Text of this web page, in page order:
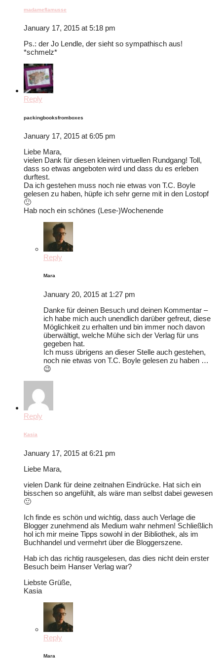
madameflamusse
January 17, 2015 at 5:18 pm
Ps.: der Jo Lendle, der sieht so sympathisch aus!
*schmelz*
Reply
packingbooksfromboxes
January 17, 2015 at 6:05 pm
Liebe Mara,
vielen Dank für diesen kleinen virtuellen Rundgang! Toll,
dass so etwas angeboten wird und dass du es erleben
durftest.
Da ich gestehen muss noch nie etwas von T.C. Boyle
gelesen zu haben, hüpfe ich sehr gerne mit in den Lostopf
🙂
Hab noch ein schönes (Lese-)Wochenende
Reply
Mara
January 20, 2015 at 1:27 pm
Danke für deinen Besuch und deinen Kommentar –
ich habe mich auch unendlich darüber gefreut, diese
Möglichkeit zu erhalten und bin immer noch davon
überwältigt, welche Mühe sich der Verlag für uns
gegeben hat.
Ich muss übrigens an dieser Stelle auch gestehen,
noch nie etwas von T.C. Boyle gelesen zu haben …
😉
Reply
Kasia
January 17, 2015 at 6:21 pm
Liebe Mara,
vielen Dank für deine zeitnahen Eindrücke. Hat sich ein
bisschen so angefühlt, als wäre man selbst dabei gewesen
🙂
Ich finde es schön und wichtig, dass auch Verlage die
Blogger zunehmend als Medium wahr nehmen! Schließlich
hol ich mir meine Tipps sowohl in der Bibliothek, als im
Buchhandel und vermehrt über die Bloggerszene.
Hab ich das richtig rausgelesen, das dies nicht dein erster
Besuch beim Hanser Verlag war?
Liebste Grüße,
Kasia
Reply
Mara